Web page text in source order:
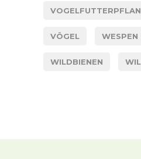
VÖGEL WESPEN
WILDBIENEN